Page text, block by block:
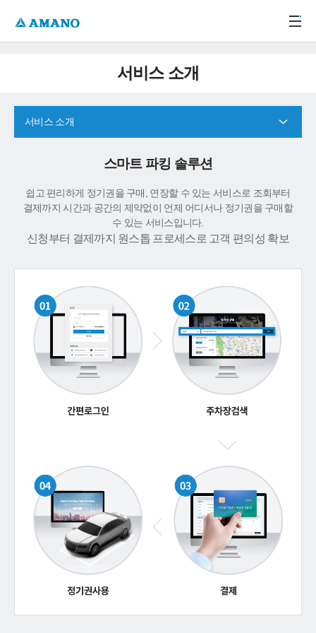
서비스 소개
서비스 소개
스마트 파킹 솔루션
쉽고 편리하게 정기권을 구매, 연장할 수 있는 서비스로 조회부터
결제까지 시간과 공간의 제약없이 언제 어디서나 정기권을 구매할
수 있는 서비스입니다.
신청부터 결제까지 원스톱 프로세스로 고객 편의성 확보